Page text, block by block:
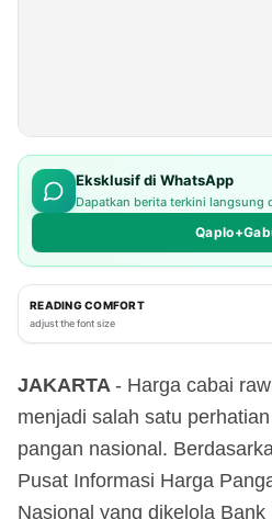
Eksklusif di WhatsApp
Dapatkan berita terkini langsung
READING COMFORT
adjust the font size
JAKARTA - Harga cabai
menjadi salah satu
pangan nasional.
Pusat Informasi Harga
Nasional yang dikelola